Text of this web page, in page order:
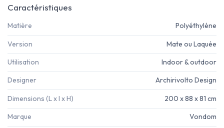
Caractéristiques
Matière Polyéthylène
Version Mate ou Laquée
Utilisation Indoor & outdoor
Designer Archirivolto Design
Dimensions (L x l x H) 200 x 88 x 81 cm
Marque Vondom